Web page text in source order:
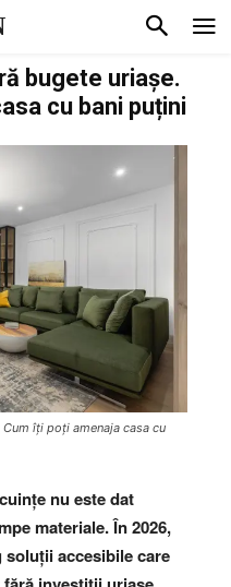
bugete uriașe.
cu bani puțini
îți poți amenaja casa cu
nu este dat
materiale. În 2026,
accesibile care